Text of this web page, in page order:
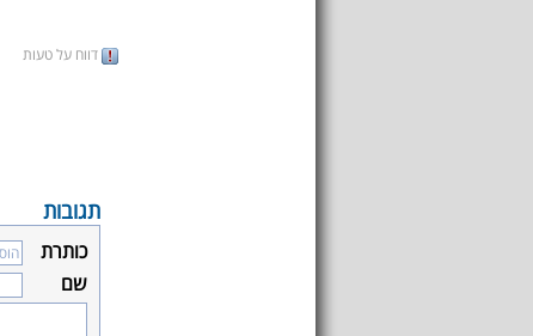
דווח על טעות
תגובות
כותרת
שם